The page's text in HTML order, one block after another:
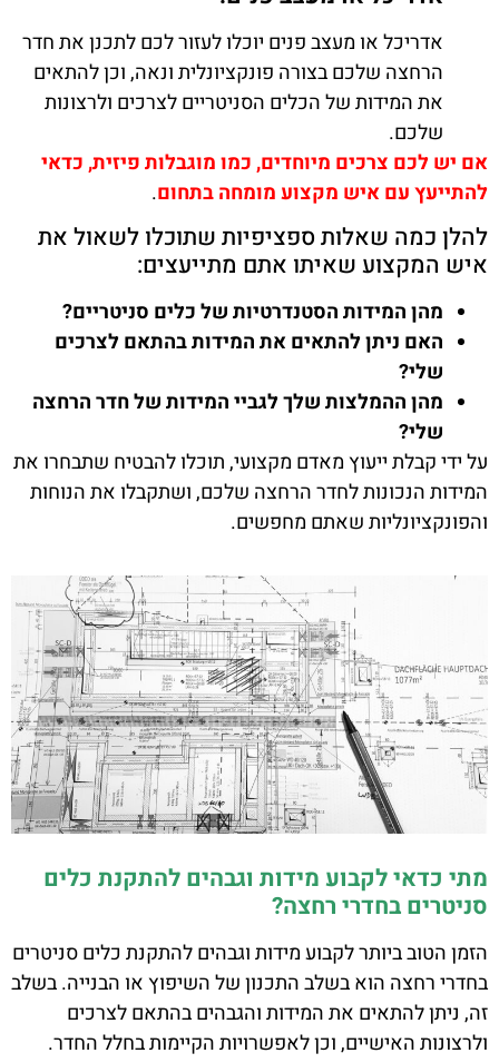
אדריכל או מעצב פנים יוכלו לעזור לכם לתכנן את חדר
הרחצה שלכם בצורה פונקציונלית ונאה, וכן להתאים
את המידות של הכלים הסניטריים לצרכים ולרצונות
שלכם.
אם יש לכם צרכים מיוחדים, כמו מוגבלות פיזית, כדאי
להתייעץ עם איש מקצוע מומחה בתחום.
להלן כמה שאלות ספציפיות שתוכלו לשאול את
איש המקצוע שאיתו אתם מתייעצים:
מהן המידות הסטנדרטיות של כלים סניטריים?
האם ניתן להתאים את המידות בהתאם לצרכים
שלי?
מהן ההמלצות שלך לגביי המידות של חדר הרחצה
שלי?
על ידי קבלת ייעוץ מאדם מקצועי, תוכלו להבטיח שתבחרו את
המידות הנכונות לחדר הרחצה שלכם, ושתקבלו את הנוחות
והפונקציונליות שאתם מחפשים.
מתי כדאי לקבוע מידות וגבהים להתקנת כלים
סניטרים בחדרי רחצה?
הזמן הטוב ביותר לקבוע מידות וגבהים להתקנת כלים סניטרים
בחדרי רחצה הוא בשלב התכנון של השיפוץ או הבנייה. בשלב
זה, ניתן להתאים את המידות והגבהים בהתאם לצרכים
ולרצונות האישיים, וכן לאפשרויות הקיימות בחלל החדר.